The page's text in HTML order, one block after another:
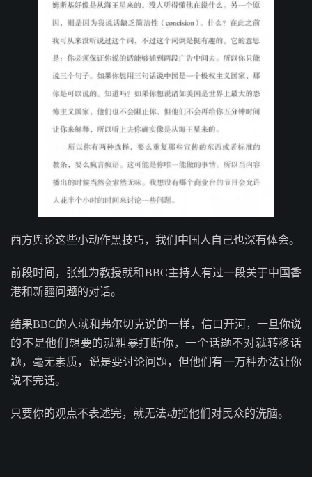
西方舆论这些小动作黑技巧，我们中国人自己也深有体会。
前段时间，张维为教授就和BBC主持人有过一段关于中国香
港和新疆问题的对话。
结果BBC的人就和弗尔切克说的一样，信口开河，一旦你说
的不是他们想要的就粗暴打断你，一个话题不对就转移话
题，毫无素质，说是要讨论问题，但他们有一万种办法让你
说不完话。
只要你的观点不表述完，就无法动摇他们对民众的洗脑。